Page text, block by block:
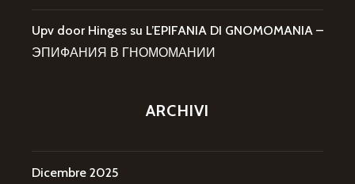
Upv door Hinges su L’EPIFANIA DI GNOMOMANIA –
ЭПИФАНИЯ В ГНОМОМАНИИ
ARCHIVI
Dicembre 2025